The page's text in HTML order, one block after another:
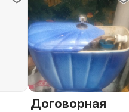
Договорная